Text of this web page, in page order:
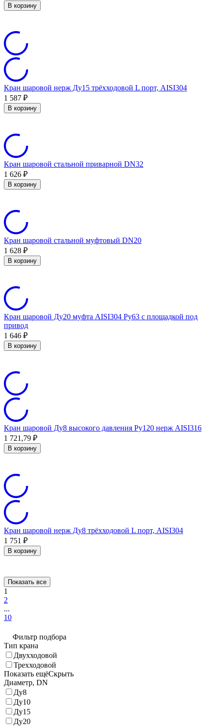
В корзину
Кран шаровой нерж Ду15 трёхходовой L порт, AISI304
1 587 ₽
В корзину
Кран шаровой стальной приварной DN32
1 626 ₽
В корзину
Кран шаровой стальной муфтовый DN20
1 628 ₽
В корзину
Кран шаровой Ду20 муфта AISI304 Ру63 с площадкой под
привод
1 646 ₽
В корзину
Кран шаровой Ду8 высокого давления Ру120 нерж AISI316
1 721,79 ₽
В корзину
Кран шаровой нерж Ду8 трёхходовой L порт, AISI304
1 751 ₽
В корзину
Показать все
1
2
...
10
Фильтр подбора
Тип крана
Двухходовой
Трехходовой
Показать ещёСкрыть
Диаметр, DN
Ду8
Ду10
Ду15
Ду20